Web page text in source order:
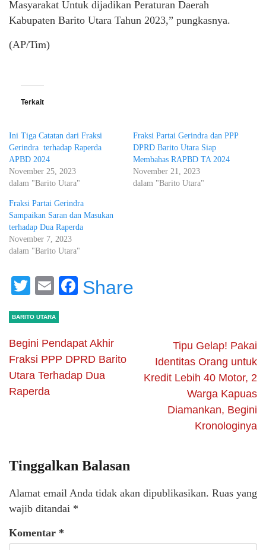
Masyarakat Untuk dijadikan Peraturan Daerah
Kabupaten Barito Utara Tahun 2023,” pungkasnya.
(AP/Tim)
Terkait
Ini Tiga Catatan dari Fraksi
Gerindra terhadap Raperda
APBD 2024
November 25, 2023
dalam "Barito Utara"
Fraksi Partai Gerindra dan PPP
DPRD Barito Utara Siap
Membahas RAPBD TA 2024
November 21, 2023
dalam "Barito Utara"
Fraksi Partai Gerindra
Sampaikan Saran dan Masukan
terhadap Dua Raperda
November 7, 2023
dalam "Barito Utara"
Twitter
EmailFacebook
Share
BARITO UTARA
Begini Pendapat Akhir
Fraksi PPP DPRD Barito
Utara Terhadap Dua
Raperda
Tipu Gelap! Pakai
Identitas Orang untuk
Kredit Lebih 40 Motor, 2
Warga Kapuas
Diamankan, Begini
Kronologinya
Tinggalkan Balasan
Alamat email Anda tidak akan dipublikasikan. Ruas yang
wajib ditandai *
Komentar *